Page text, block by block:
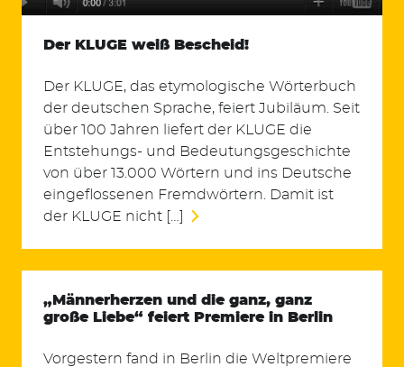
nach:
Der KLUGE weiß Bescheid!
Der KLUGE, das etymologische Wörterbuch
der deutschen Sprache, feiert Jubiläum. Seit
über 100 Jahren liefert der KLUGE die
Entstehungs- und Bedeutungsgeschichte
von über 13.000 Wörtern und ins Deutsche
eingeflossenen Fremdwörtern. Damit ist
der KLUGE nicht […]
„Männerherzen und die ganz, ganz
große Liebe“ feiert Premiere in Berlin
Vorgestern fand in Berlin die Weltpremiere